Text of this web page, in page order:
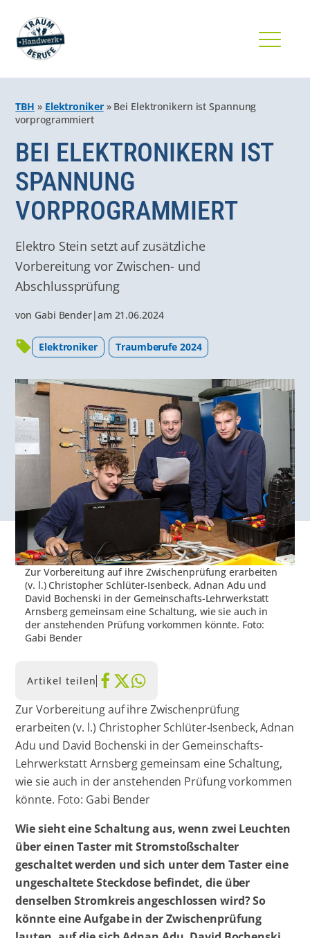
TBH » Elektroniker» Bei Elektronikern ist Spannung
vorprogrammiert
BEI ELEKTRONIKERN IST
SPANNUNG
VORPROGRAMMIERT
Elektro Stein setzt auf zusätzliche
Vorbereitung vor Zwischen- und
Abschlussprüfung
von Gabi Bender|am 21.06.2024
Elektroniker Traumberufe 2024
Zur Vorbereitung auf ihre Zwischenprüfung erarbeiten
(v. l.) Christopher Schlüter-Isenbeck, Adnan Adu und
David Bochenski in der Gemeinschafts-Lehrwerkstatt
Arnsberg gemeinsam eine Schaltung, wie sie auch in
der anstehenden Prüfung vorkommen könnte. Foto:
Gabi Bender
Artikel teilen
Zur Vorbereitung auf ihre Zwischenprüfung
erarbeiten (v. l.) Christopher Schlüter-Isenbeck, Adnan
Adu und David Bochenski in der Gemeinschafts-
Lehrwerkstatt Arnsberg gemeinsam eine Schaltung,
wie sie auch in der anstehenden Prüfung vorkommen
könnte. Foto: Gabi Bender
Wie sieht eine Schaltung aus, wenn zwei Leuchten
über einen Taster mit Stromstoßschalter
geschaltet werden und sich unter dem Taster eine
ungeschaltete Steckdose befindet, die über
denselben Stromkreis angeschlossen wird? So
könnte eine Aufgabe in der Zwischenprüfung